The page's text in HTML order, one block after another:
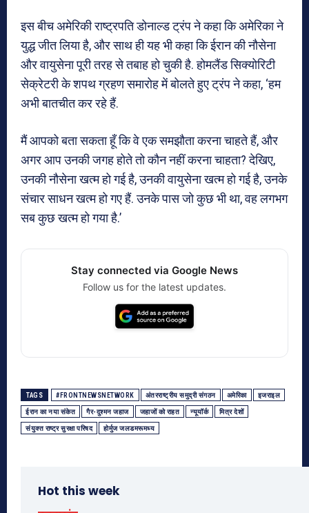
इस बीच अमेरिकी राष्ट्रपति डोनाल्ड ट्रंप ने कहा कि अमेरिका ने
युद्ध जीत लिया है, और साथ ही यह भी कहा कि ईरान की नौसेना
और वायुसेना पूरी तरह से तबाह हो चुकी है. होमलैंड सिक्योरिटी
सेक्रेटरी के शपथ ग्रहण समारोह में बोलते हुए ट्रंप ने कहा, ‘हम
अभी बातचीत कर रहे हैं.
मैं आपको बता सकता हूँ कि वे एक समझौता करना चाहते हैं, और
अगर आप उनकी जगह होते तो कौन नहीं करना चाहता? देखिए,
उनकी नौसेना खत्म हो गई है, उनकी वायुसेना खत्म हो गई है, उनके
संचार साधन खत्म हो गए हैं. उनके पास जो कुछ भी था, वह लगभग
सब कुछ खत्म हो गया है.’
Stay connected via Google News
Follow us for the latest updates.
TAGS #FRONTNEWSNETWORK अंतरराष्ट्रीय समुद्री संगठन अमेरिका इजराइल
ईरान का नया संकेत गैर-दुश्मन जहाज जहाजों को राहत न्यूयॉर्क मित्र देशों
संयुक्त राष्ट्र सुरक्षा परिषद होर्मुज जलडमरूमध्य
Hot this week